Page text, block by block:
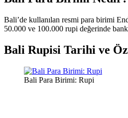
Bali’de kullanılan resmi para birimi
50.000 ve 100.000 rupi değerinde
Bali Rupisi Tarihi ve
Bali Para Birimi: Rupi